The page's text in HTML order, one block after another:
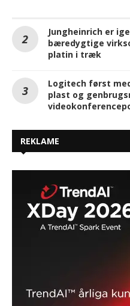
Jungheinrich er
bæredygtige
platin i træk
Logitech først
plast og
REKLAME